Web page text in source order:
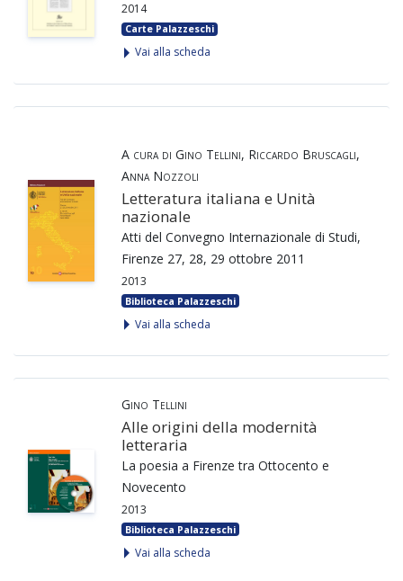
2014
Carte Palazzeschi
Vai alla scheda
A cura di Gino Tellini, Riccardo Bruscagli,
Anna Nozzoli
Letteratura italiana e Unità
nazionale
Atti del Convegno Internazionale di Studi,
Firenze 27, 28, 29 ottobre 2011
2013
Biblioteca Palazzeschi
Vai alla scheda
Gino Tellini
Alle origini della modernità
letteraria
La poesia a Firenze tra Ottocento e
Novecento
2013
Biblioteca Palazzeschi
Vai alla scheda